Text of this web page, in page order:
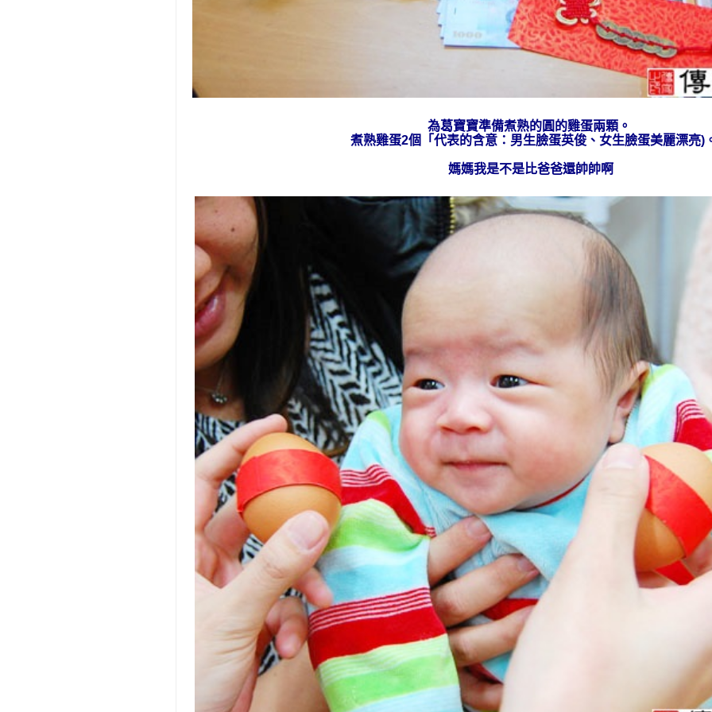
為葛寶寶準備煮熟的圓的雞蛋兩顆。
煮熟雞蛋2個「代表的含意：男生臉蛋英俊、女生臉蛋美麗漂亮)
媽媽我是不是比爸爸還帥帥啊